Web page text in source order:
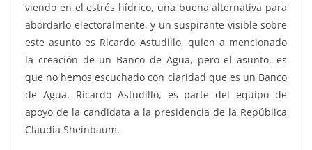
viendo en el estrés hídrico, una buena alternativa para
abordarlo electoralmente, y un suspirante visible sobre
este asunto es Ricardo Astudillo, quien a mencionado
la creación de un Banco de Agua, pero el asunto, es
que no hemos escuchado con claridad que es un Banco
de Agua. Ricardo Astudillo, es parte del equipo de
apoyo de la candidata a la presidencia de la República
Claudia Sheinbaum.